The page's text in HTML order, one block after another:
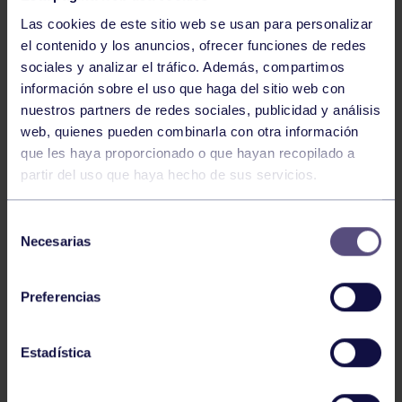
Las cookies de este sitio web se usan para personalizar
el contenido y los anuncios, ofrecer funciones de redes
sociales y analizar el tráfico. Además, compartimos
información sobre el uso que haga del sitio web con
nuestros partners de redes sociales, publicidad y análisis
web, quienes pueden combinarla con otra información
que les haya proporcionado o que hayan recopilado a
partir del uso que haya hecho de sus servicios.
Necesarias
Preferencias
Estadística
Baloncesto
ÚLTIMOS RESULTADOS DE LA SECCIÓN
Baloncesto